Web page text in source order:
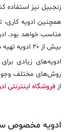
زنجبیل نیز استفاده
همچنین ادویه کاری،
مناسب خواهد بود.
بیش از ۲۰ ادویه تهیه شده‌اند.
ادویه‌های زیادی
روش‌های مختلف وجود
از فروشگاه اینترنتی
ادویه مخصوص